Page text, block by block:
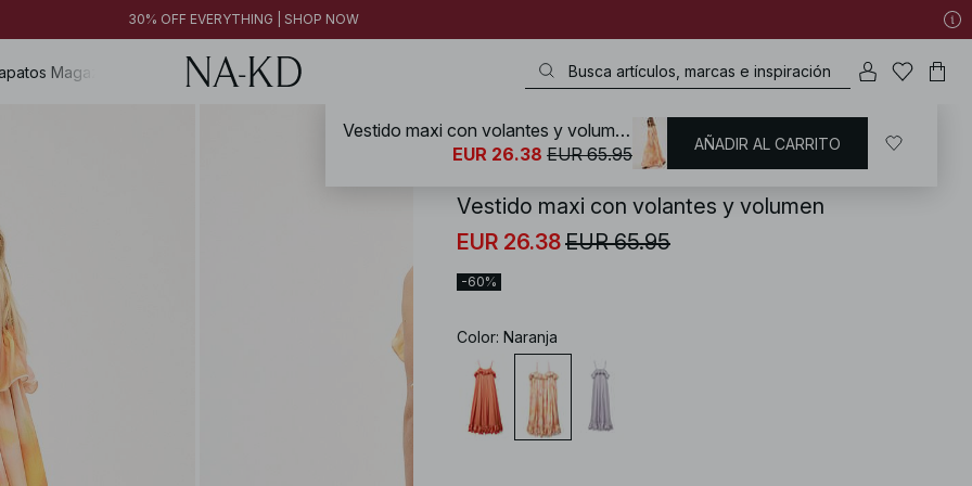
30% OFF EVERYTHING | SHOP NOW
Magazine
NA-KD / Vestidos / Vestidos de gala
Vestido maxi con volantes y volumen
EUR 26.38EUR 65.95
-60%
Color: Naranja
Vestido maxi con volantes y volumen
EUR 26.38 EUR 65.95 AÑADIR AL CARRITO